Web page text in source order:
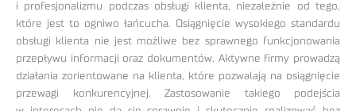
i profesjonalizmu podczas obsługi klienta, niezależnie od tego,
które jest to ogniwo łańcucha. Osiągnięcie wysokiego standardu
obsługi klienta nie jest możliwe bez sprawnego funkcjonowania
przepływu informacji oraz dokumentów. Aktywne firmy prowadzą
działania zorientowane na klienta, które pozwalają na osiągnięcie
przewagi konkurencyjnej. Zastosowanie takiego podejścia